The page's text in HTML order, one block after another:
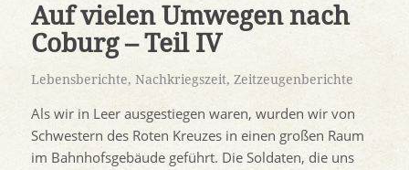
Auf vielen Umwegen nach
Coburg – Teil IV
Lebensberichte, Nachkriegszeit, Zeitzeugenberichte
Als wir in Leer ausgestiegen waren, wurden wir von
Schwestern des Roten Kreuzes in einen großen Raum
im Bahnhofsgebäude geführt. Die Soldaten, die uns